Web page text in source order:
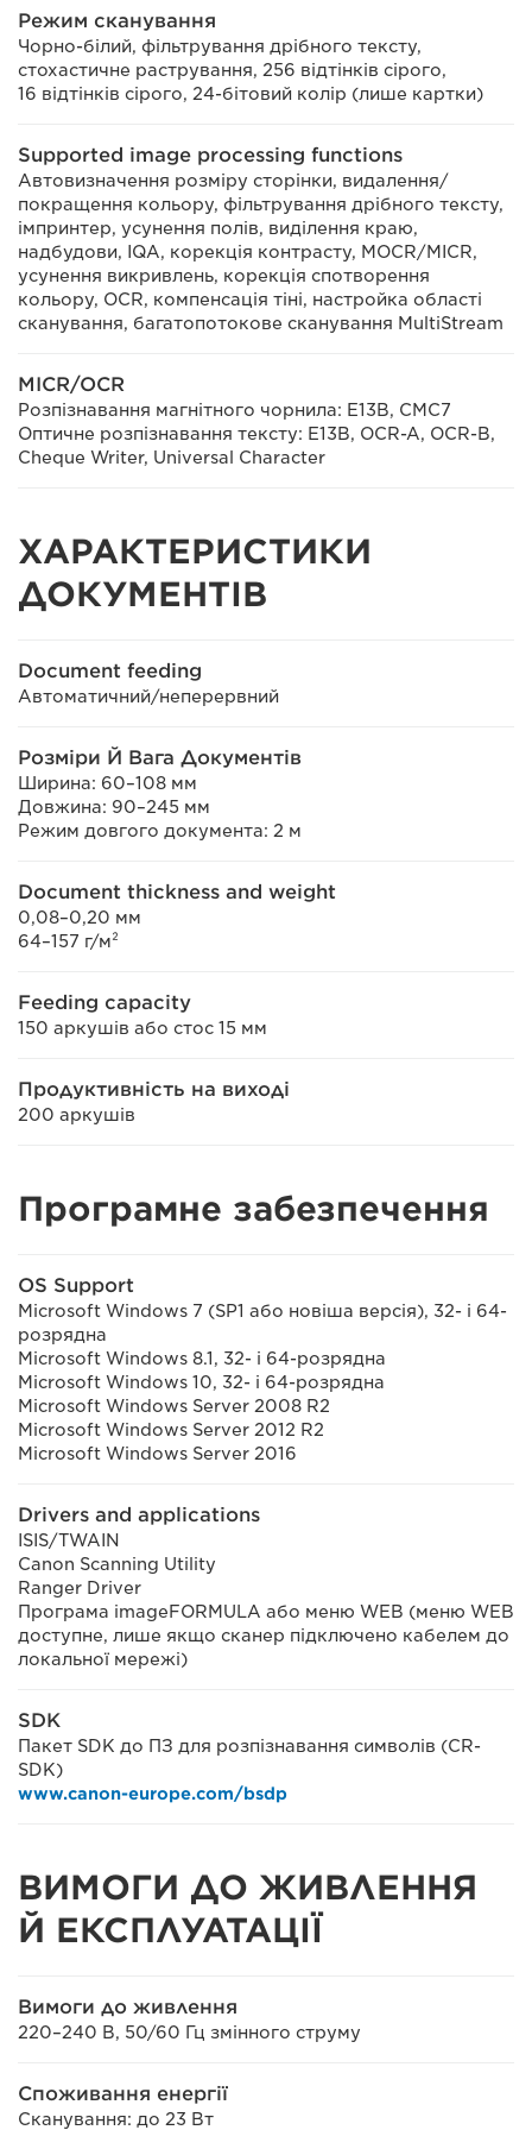
Режим сканування
Чорно-білий, фільтрування дрібного тексту,
стохастичне растрування, 256 відтінків сірого,
16 відтінків сірого, 24-бітовий колір (лише картки)
Supported image processing functions
Автовизначення розміру сторінки, видалення/
покращення кольору, фільтрування дрібного тексту,
імпринтер, усунення полів, виділення краю,
надбудови, IQA, корекція контрасту, MOCR/MICR,
усунення викривлень, корекція спотворення
кольору, OCR, компенсація тіні, настройка області
сканування, багатопотокове сканування MultiStream
MICR/OCR
Розпізнавання магнітного чорнила: E13B, CMC7
Оптичне розпізнавання тексту: E13B, OCR-A, OCR-B,
Cheque Writer, Universal Character
ХАРАКТЕРИСТИКИ
ДОКУМЕНТІВ
Document feeding
Автоматичний/неперервний
Розміри Й Вага Документів
Ширина: 60–108 мм
Довжина: 90–245 мм
Режим довгого документа: 2 м
Document thickness and weight
0,08–0,20 мм
64–157 г/м²
Feeding capacity
150 аркушів або стос 15 мм
Продуктивність на виході
200 аркушів
Програмне забезпечення
OS Support
Microsoft Windows 7 (SP1 або новіша версія), 32- і 64-
розрядна
Microsoft Windows 8.1, 32- і 64-розрядна
Microsoft Windows 10, 32- і 64-розрядна
Microsoft Windows Server 2008 R2
Microsoft Windows Server 2012 R2
Microsoft Windows Server 2016
Drivers and applications
ISIS/TWAIN
Canon Scanning Utility
Ranger Driver
Програма imageFORMULA або меню WEB (меню WEB
доступне, лише якщо сканер підключено кабелем до
локальної мережі)
SDK
Пакет SDK до ПЗ для розпізнавання символів (CR-
SDK)
www.canon-europe.com/bsdp
ВИМОГИ ДО ЖИВЛЕННЯ
Й ЕКСПЛУАТАЦІЇ
Вимоги до живлення
220–240 В, 50/60 Гц змінного струму
Споживання енергії
Сканування: до 23 Вт